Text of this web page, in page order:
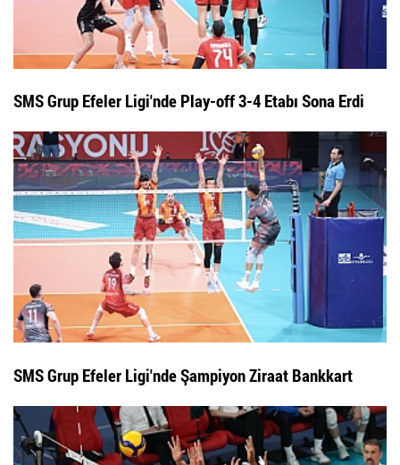
SMS Grup Efeler Ligi'nde Play-off 3-4 Etabı Sona Erdi
SMS Grup Efeler Ligi'nde Şampiyon Ziraat Bankkart